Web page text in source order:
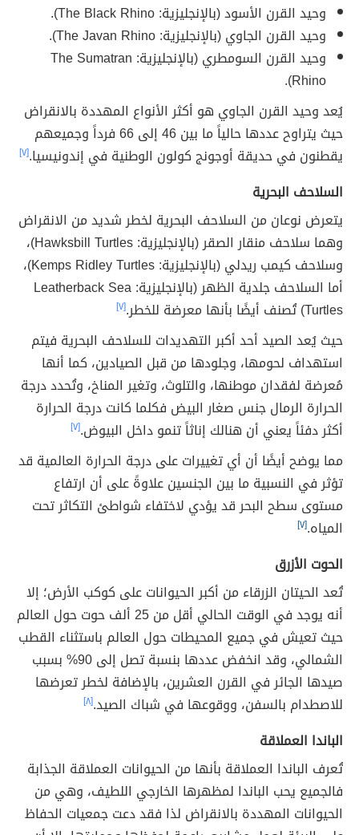
وحيد القرن الأسود (بالإنجليزية: The Black Rhino).
وحيد القرن الجاوي (بالإنجليزية: The Javan Rhino).
وحيد القرن السومطري (بالإنجليزية: The Sumatran
Rhino).
يُعد وحيد القرن الجاوي هو أكثر الأنواع المهددة بالانقراض
حيث يتراوح عددها حالياً ما بين 46 إلى 66 فرداً وجميعهم
يقطنون في حديقة أوجونج كولون الوطنية في إندونيسيا.[٧]
السلاحف البحرية
يتعرض نوعان من السلاحف البحرية لخطر شديد من الانقراض
وهما سلاحف منقار الصقر (بالإنجليزية: Hawksbill Turtles)،
وسلاحف كيمب ريدلي (بالإنجليزية: Kemps Ridley Turtles)،
أما السلاحف جلدية الظهر (بالإنجليزية: Leatherback Sea
Turtles) تُصنف أيضًا بأنها معرضة للخطر.
[٧]
حيث يُعد الصيد أحد أكبر التهديدات للسلاحف البحرية فيتم
استهداف لحومها، وجلودها من قبل الصيادين، كما أنها
مُعرضة لفقدان موطنها، والتلوث، وتغير المناخ، وتُحدد درجة
الحرارة الرمال جنس صغار البيض فكلما كانت درجة الحرارة
أكثر دفئاً يعني أن هنالك إناثاً تنمو داخل البيوض.[٧]
مما يوضح أيضًا أن أي تغييرات على درجة الحرارة العالمية قد
تؤثر في النسبية ما بين الجنسين علاوةً على أن ارتفاع
مستوى سطح البحر قد يؤدي لاختفاء شواطئ التكاثر تحت
المياه.[٧]
الحوت الأزرق
تُعد الحيتان الزرقاء من أكبر الحيوانات على كوكب الأرض؛ إلا
أنه يوجد في الوقت الحالي أقل من 25 ألف حوت حول العالم
حيث تعيش في جميع المحيطات حول العالم باستثناء القطب
الشمالي، وقد انخفض عددها بنسبة تصل إلى 90% بسبب
صيدها الجائر في القرن العشرين، بالإضافة لخطر تعرضها
للاصطدام بالسفن، ووقوعها في شباك الصيد.[٨]
الباندا العملاقة
تُعرف الباندا العملاقة بأنها من الحيوانات العملاقة الجذابة
فالجميع يحب الباندا لمظهرها الخارجي اللطيف، وهي من
الحيوانات المهددة بالانقراض لذا فقد دعت جمعيات الحفاظ